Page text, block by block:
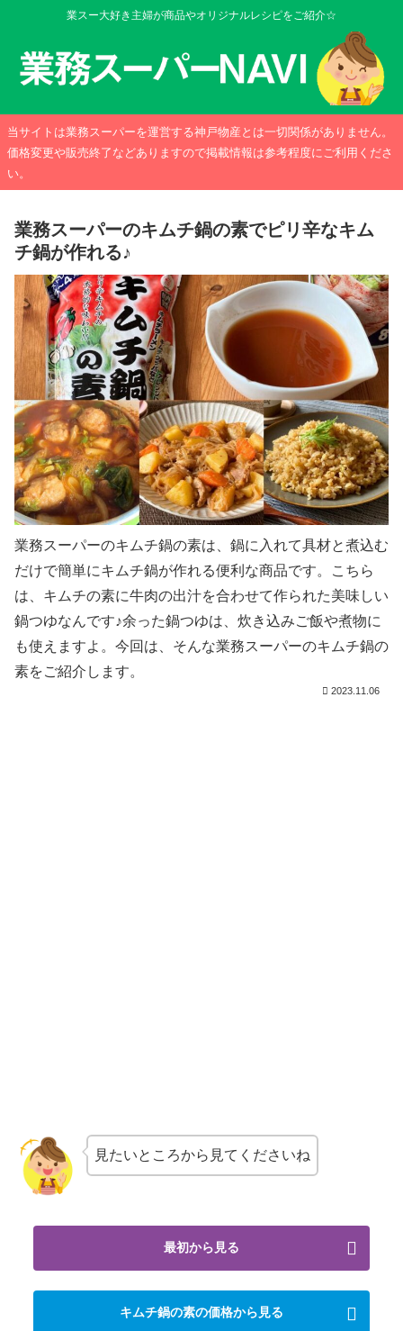
業スー大好き主婦が商品やオリジナルレシピをご紹介☆
当サイトは業務スーパーを運営する神戸物産とは一切関係がありません。
価格変更や販売終了などありますので掲載情報は参考程度にご利用くださ
い。
業務スーパーのキムチ鍋の素でピリ辛なキム
チ鍋が作れる♪
業務スーパーのキムチ鍋の素は、鍋に入れて具材と煮込む
だけで簡単にキムチ鍋が作れる便利な商品です。こちら
は、キムチの素に牛肉の出汁を合わせて作られた美味しい
鍋つゆなんです♪余った鍋つゆは、炊き込みご飯や煮物に
も使えますよ。今回は、そんな業務スーパーのキムチ鍋の
素をご紹介します。
2023.11.06
見たいところから見てくださいね
最初から見る
キムチ鍋の素の価格から見る